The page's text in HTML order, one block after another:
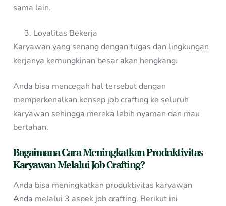
sama lain.
Loyalitas Bekerja
Karyawan yang senang dengan tugas dan lingkungan
kerjanya kemungkinan besar akan hengkang.
Anda bisa mencegah hal tersebut dengan
memperkenalkan konsep job crafting ke seluruh
karyawan sehingga mereka lebih nyaman dan mau
bertahan.
Bagaimana Cara Meningkatkan Produktivitas
Karyawan Melalui Job Crafting?
Anda bisa meningkatkan produktivitas karyawan
Anda melalui 3 aspek job crafting. Berikut ini